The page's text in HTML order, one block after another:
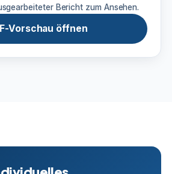
Bericht zum Ansehen.
Vorschau öffnen